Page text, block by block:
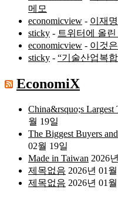
메모
economicview - 이재
sticky - 트위터에 올
economicview - 이것
sticky - “기술산업복
EconomiX
China&rsquo;s Largest
월 19일
The Biggest Buyers
02월 19일
Made in Taiwan 2026
제목없음 2026년 01
제목없음 2026년 01